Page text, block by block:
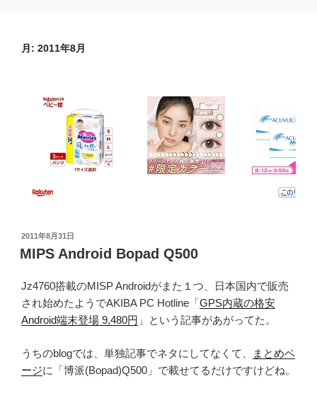
月: 2011年8月
投
稿
日:
2011年8月31日
MIPS Android Bopad Q500
Jz4760搭載のMISP Androidがまた１つ、日本国内で販売
され始めたようでAKIBA PC Hotline「GPS内蔵の格安
Android端末登場 9,480円 」という記事があがってた。
うちのblogでは、単独記事でネタにしてなくて、
まとめペ
ージに「博派(Bopad)Q500」で載せてるだけですけどね。